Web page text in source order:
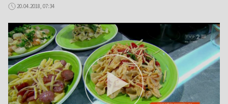
20.04.2018, 07:34